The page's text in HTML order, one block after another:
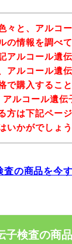
々と、アルコ
の情報を調べ
アルコール遺
アルコール遺
で購入するこ
アルコール遺伝
方は下記ペー
いかがでしょ
査の商品を今
子検査の商